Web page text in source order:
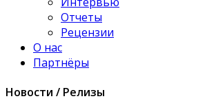
Отчеты
Рецензии
О нас
Партнёры
Новости / Релизы